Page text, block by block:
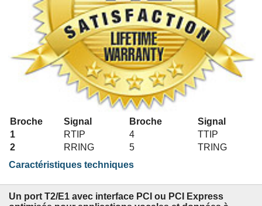
Broche Signal Broche
Signal
1
RTIP 4
TTIP
2
RRING 5
TRING
Caractéristiques techniques
Un port T2/E1 avec interface PCI ou PCI Express